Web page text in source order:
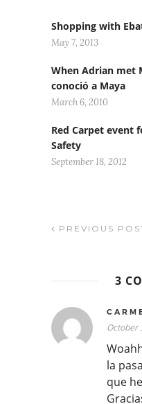
Shopping with
May 7, 2013
When Adrian met
conoció a Maya
March 6, 2010
Red Carpet event
Safety
September 18, 2012
PREVIOUS
3
October
la
que